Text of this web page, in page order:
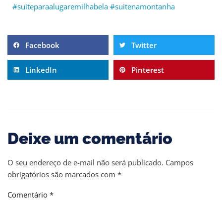
#suiteparaalugaremilhabela #suitenamontanha
Facebook Twitter
LinkedIn Pinterest
Deixe um comentário
O seu endereço de e-mail não será publicado. Campos
obrigatórios são marcados com *
Comentário *